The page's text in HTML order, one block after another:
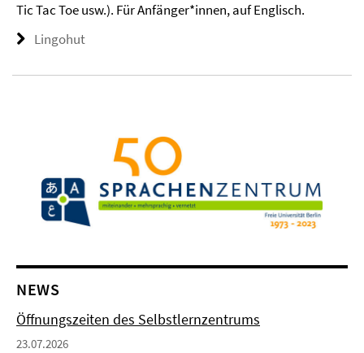
Tic Tac Toe usw.). Für Anfänger*innen, auf Englisch.
Lingohut
NEWS
Öffnungszeiten des Selbstlernzentrums
23.07.2026